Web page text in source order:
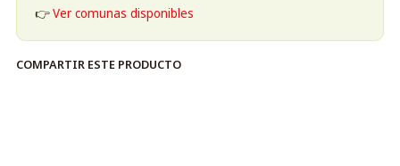
👉Ver comunas disponibles
COMPARTIR ESTE PRODUCTO